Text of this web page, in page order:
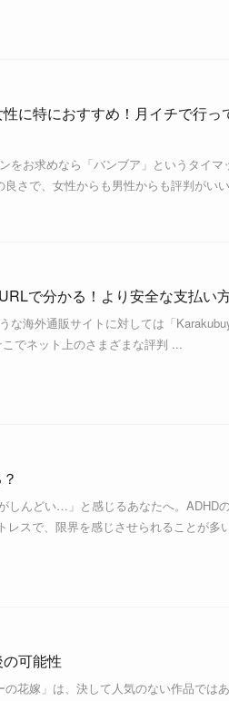
に特におすすめ！月イチで行っ
をお求めなら「バンブア」というタイマ
さで、女性からも男性からも評判がい
で分かる！より安全な支払い
な海外通販サイトに対しては「
でネット上のさまざまな評判 ...
しんどい…」と感じるあなたへ。ADHD
スで、限界を感じさせられることが多
可能性
花嫁」は、決して人気のない作品では